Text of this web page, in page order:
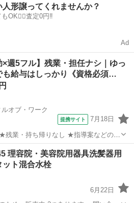
人形譲ってくれませんか？
OK🙆‍♀️査定0円‼️
Ad
×週5フル】残業・担任ナシ｜ゆっ
も給与はしっかり《資格必須…
オブ・ワーク
提携サイト 7月18日
残業・持ち帰りなし ★指導案などの書
保育士
理容院・美容院用器具洗髪器用
ット混合水栓
6月22日